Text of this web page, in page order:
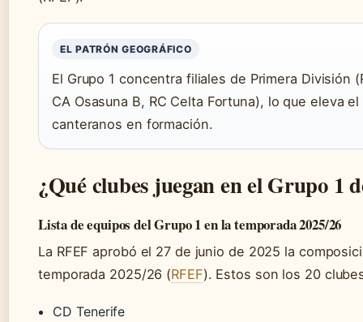
EL PATRÓN GEOGRÁFICO
El Grupo 1 concentra filiales de Primera División
CA Osasuna B, RC Celta Fortuna), lo que eleva
canteranos en formación.
¿Qué clubes juegan en el Grupo 1
Lista de equipos del Grupo 1 en la temporada 2025/26
La RFEF aprobó el 27 de junio de 2025 la
temporada 2025/26 (RFEF). Estos son los 20
CD Tenerife